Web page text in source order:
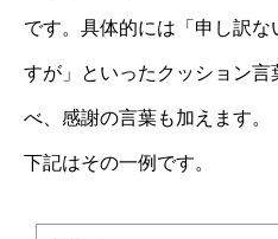
です。具体的には「申し訳
すが」といったクッション
べ、感謝の言葉も加えます。
下記はその一例です。